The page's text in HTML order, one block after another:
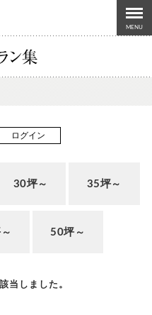
MENU
ログイン
30坪 ～ 35坪 ～
～ 50坪 ～
当しました。